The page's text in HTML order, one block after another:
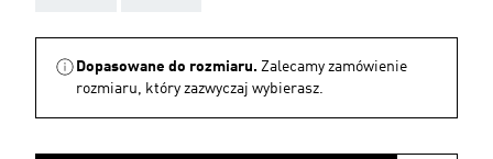
Dopasowane do rozmiaru. Zalecamy zamówienie
rozmiaru, który zazwyczaj wybierasz.